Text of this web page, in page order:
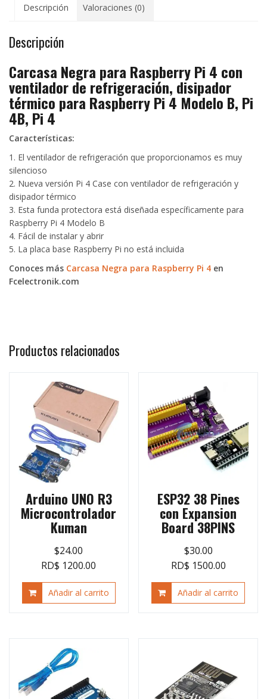
Descripción Valoraciones (0)
Descripción
Carcasa Negra para Raspberry Pi 4 con
ventilador de refrigeración, disipador
térmico para Raspberry Pi 4 Modelo B, Pi
4B, Pi 4
Características:
1. El ventilador de refrigeración que proporcionamos es muy
silencioso
2. Nueva versión Pi 4 Case con ventilador de refrigeración y
disipador térmico
3. Esta funda protectora está diseñada específicamente para
Raspberry Pi 4 Modelo B
4. Fácil de instalar y abrir
5. La placa base Raspberry Pi no está incluida
Conoces más Carcasa Negra para Raspberry Pi 4 en
Fcelectronik.com
Productos relacionados
Arduino UNO R3
Microcontrolador
Kuman
$24.00
RD$ 1200.00
Añadir al carrito
ESP32 38 Pines
con Expansion
Board 38PINS
$30.00
RD$ 1500.00
Añadir al carrito